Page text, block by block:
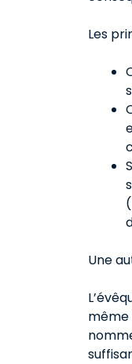
Les
Une
même